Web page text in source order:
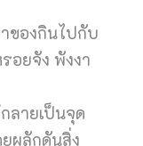
ของกินไปกับ
อยจัง พังงา
ลายเป็นจุด
ผลักดันสิ่ง